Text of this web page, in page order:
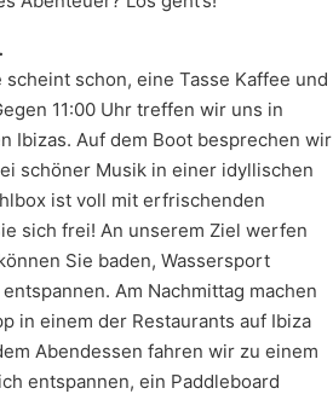
schon, eine Tasse Kaffee und
11:00 Uhr treffen wir uns in
Ibizas. Auf dem Boot besprechen wir
schöner Musik in einer idyllischen
ist voll mit erfrischenden
sich frei! An unserem Ziel werfen
Sie baden, Wassersport
Am Nachmittag machen
in einem der Restaurants auf Ibiza
Abendessen fahren wir zu einem
entspannen, ein Paddleboard